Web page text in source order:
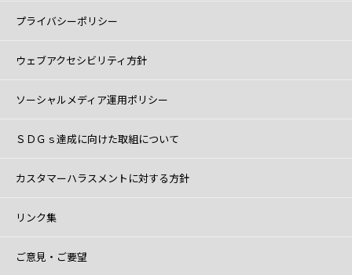
プライバシーポリシー
ウェブアクセシビリティ方針
ソーシャルメディア運用ポリシー
ＳＤＧｓ達成に向けた取組について
カスタマーハラスメントに対する方針
リンク集
ご意見・ご要望